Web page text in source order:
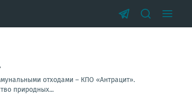
отходами – КПО «Антрацит».
природных...